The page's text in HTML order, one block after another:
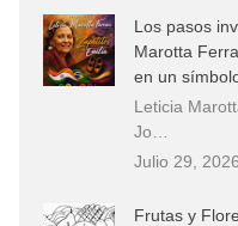
Los pasos
Marotta
en un
Leticia
Jo…
Julio 29, 2026
Frutas y